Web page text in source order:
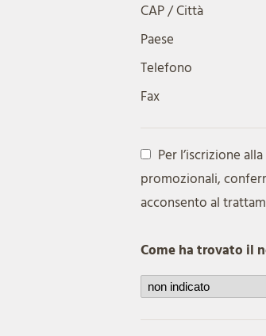
CAP / Città
Paese
Telefono
Fax
Per l’iscrizione
promozionali,
acconsento al
Come ha trovato il